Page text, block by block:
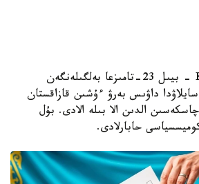
استانا. KAZINFORM - بيىل 23-تامىزعا بەلگىلەنگەن
سايلاۋدا داۋىس بەرۋ ءۇشىن قازاقستان
الدىن الا بىلە الادى. بۇل
حابارلادى.